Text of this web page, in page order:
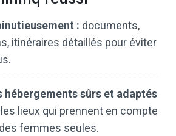
: documents,
itinéraires détaillés pour éviter
hébergements sûrs et adaptés
lieux qui prennent en compte
femmes seules.